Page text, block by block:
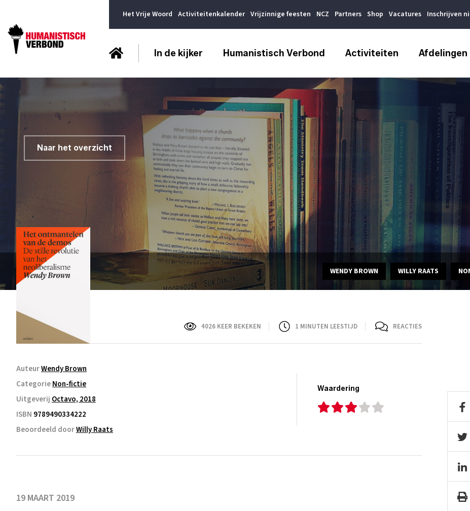
Het Vrije Woord Activiteitenkalender Vrijzinnige feesten NCZ Partners Shop Vacatures Inschrijven
In de kijker Humanistisch Verbond Activiteiten Afdelingen
Naar het overzicht
WENDY BROWN WILLY RAATS
4026 KEER BEKEKEN 1 MINUTEN LEESTIJD REACTIES
AuteurWendy Brown
CategorieNon-fictie
Uitgeverij Octavo, 2018
ISBN 9789490334222
Beoordeeld doorWilly Raats
Waardering
19 MAART 2019